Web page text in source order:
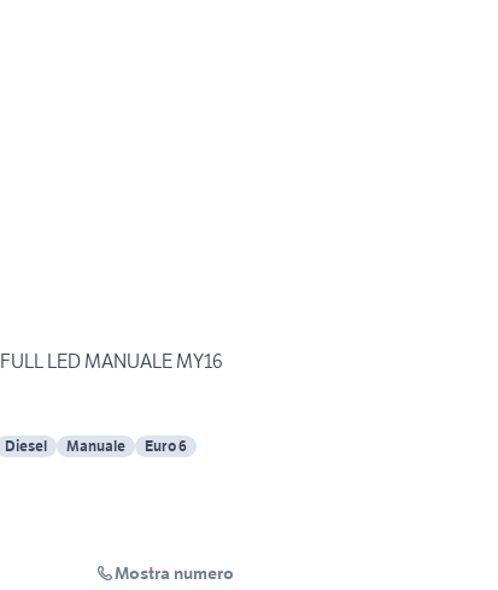
LED MANUALE MY16
Diesel Manuale Euro 6
Mostra numero